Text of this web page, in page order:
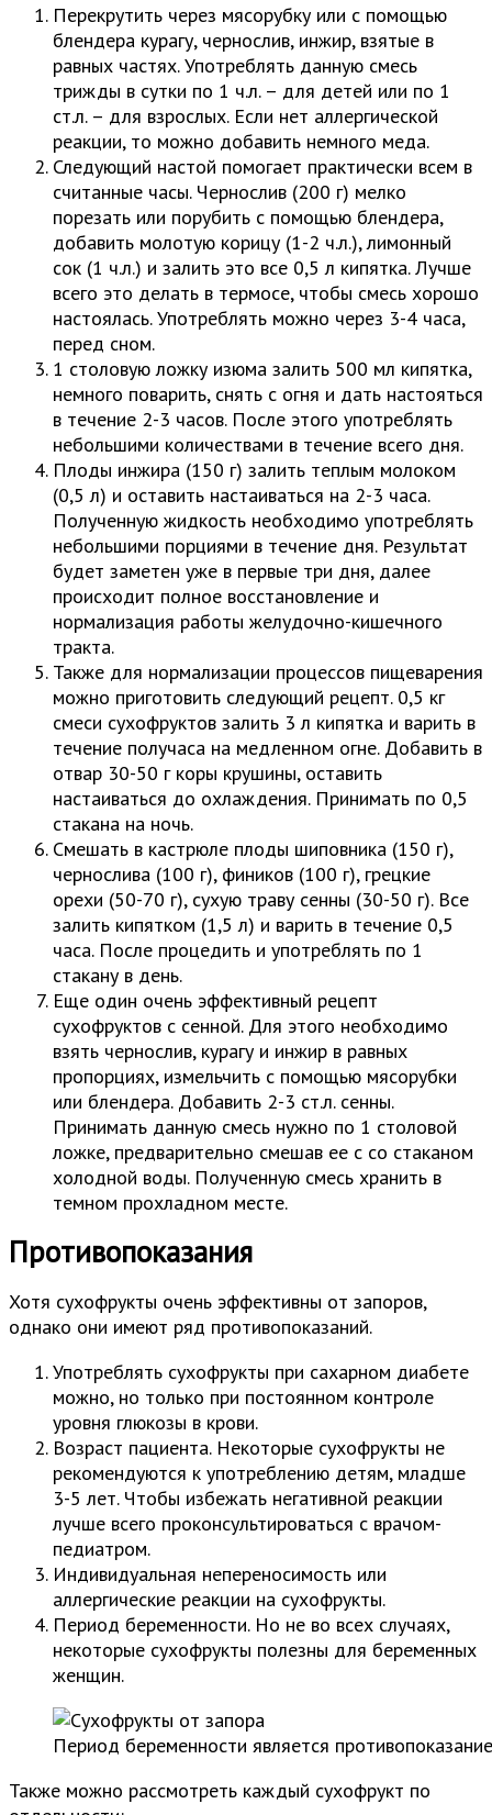
Перекрутить через мясорубку или с помощью
блендера курагу, чернослив, инжир, взятые в
равных частях. Употреблять данную смесь
трижды в сутки по 1 ч.л. – для детей или по 1
ст.л. – для взрослых. Если нет аллергической
реакции, то можно добавить немного меда.
Следующий настой помогает практически всем в
считанные часы. Чернослив (200 г) мелко
порезать или порубить с помощью блендера,
добавить молотую корицу (1-2 ч.л.), лимонный
сок (1 ч.л.) и залить это все 0,5 л кипятка. Лучше
всего это делать в термосе, чтобы смесь хорошо
настоялась. Употреблять можно через 3-4 часа,
перед сном.
1 столовую ложку изюма залить 500 мл кипятка,
немного поварить, снять с огня и дать настояться
в течение 2-3 часов. После этого употреблять
небольшими количествами в течение всего дня.
Плоды инжира (150 г) залить теплым молоком
(0,5 л) и оставить настаиваться на 2-3 часа.
Полученную жидкость необходимо употреблять
небольшими порциями в течение дня. Результат
будет заметен уже в первые три дня, далее
происходит полное восстановление и
нормализация работы желудочно-кишечного
тракта.
Также для нормализации процессов пищеварения
можно приготовить следующий рецепт. 0,5 кг
смеси сухофруктов залить 3 л кипятка и варить в
течение получаса на медленном огне. Добавить в
отвар 30-50 г коры крушины, оставить
настаиваться до охлаждения. Принимать по 0,5
стакана на ночь.
Смешать в кастрюле плоды шиповника (150 г),
чернослива (100 г), фиников (100 г), грецкие
орехи (50-70 г), сухую траву сенны (30-50 г). Все
залить кипятком (1,5 л) и варить в течение 0,5
часа. После процедить и употреблять по 1
стакану в день.
Еще один очень эффективный рецепт
сухофруктов с сенной. Для этого необходимо
взять чернослив, курагу и инжир в равных
пропорциях, измельчить с помощью мясорубки
или блендера. Добавить 2-3 ст.л. сенны.
Принимать данную смесь нужно по 1 столовой
ложке, предварительно смешав ее с со стаканом
холодной воды. Полученную смесь хранить в
темном прохладном месте.
Противопоказания
Хотя сухофрукты очень эффективны от запоров,
однако они имеют ряд противопоказаний.
Употреблять сухофрукты при сахарном диабете
можно, но только при постоянном контроле
уровня глюкозы в крови.
Возраст пациента. Некоторые сухофрукты не
рекомендуются к употреблению детям, младше
3-5 лет. Чтобы избежать негативной реакции
лучше всего проконсультироваться с врачом-
педиатром.
Индивидуальная непереносимость или
аллергические реакции на сухофрукты.
Период беременности. Но не во всех случаях,
некоторые сухофрукты полезны для беременных
женщин.
Период беременности является
Также можно рассмотреть каждый сухофрукт по